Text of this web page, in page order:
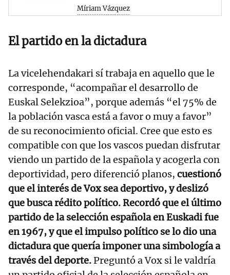
Míriam Vázquez
El partido en la dictadura
La vicelehendakari sí trabaja en aquello que le
corresponde, “acompañar el desarrollo de
Euskal Selekzioa”, porque además “el 75% de
la población vasca está a favor o muy a favor”
de su reconocimiento oficial. Cree que esto es
compatible con que los vascos puedan disfrutar
viendo un partido de la española y acogerla con
deportividad, pero diferenció planos, cuestionó
que el interés de Vox sea deportivo, y deslizó
que busca rédito político. Recordó que el último
partido de la selección española en Euskadi fue
en 1967, y que el impulso político se lo dio una
dictadura que quería imponer una simbología a
través del deporte.Preguntó a Vox si le valdría